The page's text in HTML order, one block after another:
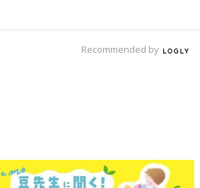
Recommended by